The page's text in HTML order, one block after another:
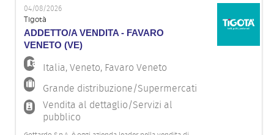
04/08/2026
Tigotà
ADDETTO/A VENDITA - FAVARO
VENETO (VE)
Italia,Veneto, Favaro Veneto
Grande distribuzione/Supermercati
Vendita al dettaglio/Servizi al
pubblico